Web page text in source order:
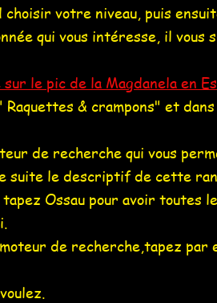
votre niveau, puis
qui vous intéresse, il
le pic de la Magdanela en
& crampons" et dans
de recherche qui vous
suite le descriptif de cette
tapez Ossau pour avoir toutes
de recherche,tapez par